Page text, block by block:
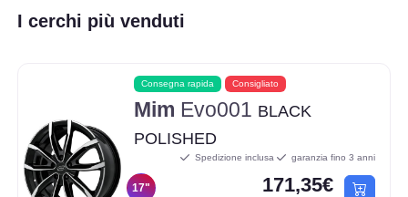
I cerchi più venduti
Consegna rapida Consigliato
Mim Evo001 BLACK
POLISHED
17"
Spedizione inclusa garanzia fino 3 anni
171,35€